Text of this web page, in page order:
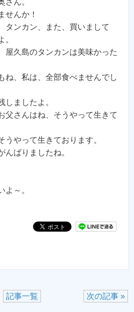
さん。
せんか！
タンカン、また、買いまして
。
屋久島のタンカンは美味かった
ね、私は、全部食べませんでし
しましたよ。
父さんはね、そうやって生きて
うやって生きております。
んばりましたね。
よ～。
次の記事 »
記事一覧